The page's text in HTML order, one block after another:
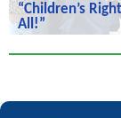
“Children’s
All!”